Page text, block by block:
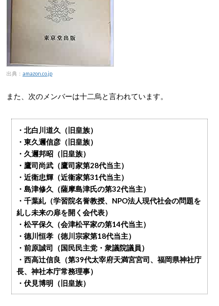
出典： amazon.co.jp
また、次のメンバーは十二烏と言われています。
・北白川道久（旧皇族）
・東久邇信彦（旧皇族）
・久邇邦昭（旧皇族）
・鷹司尚武（鷹司家第28代当主）
・近衛忠輝（近衞家第31代当主）
・島津修久（薩摩島津氏の第32代当主）
・千葉糺（学習院名誉教授、NPO法人現代社会の問題を
糺し未来の扉を開く会代表）
・松平保久（会津松平家の第14代当主）
・德川恒孝（徳川宗家第18代当主）
・前原誠司（国民民主党・衆議院議員）
・西高辻信良（第39代太宰府天満宮宮司、福岡県神社庁
長、神社本庁常務理事）
・伏見博明（旧皇族）